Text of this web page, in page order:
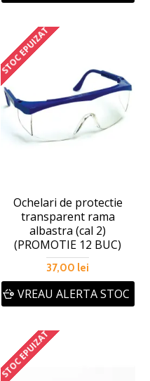
STOC EPUIZAT
Ochelari de protectie
transparent rama
albastra (cal 2)
(PROMOTIE 12 BUC)
37,00 lei
VREAU ALERTA STOC
STOC EPUIZAT